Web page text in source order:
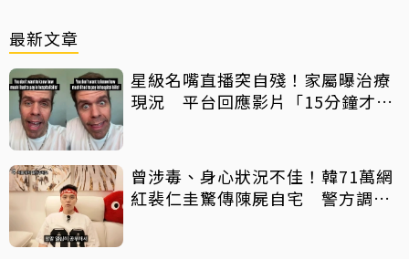
最新文章
星級名嘴直播突自殘！家屬曝治療
現況 平台回應影片「15分鐘才下
曾涉毒、身心狀況不佳！韓71萬網
紅裴仁圭驚傳陳屍自宅 警方調查